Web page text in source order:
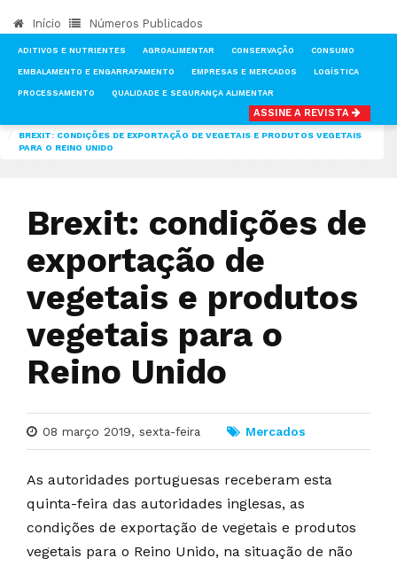
Início Números Publicados
ADITIVOS E NUTRIENTES AGROALIMENTAR CONSERVAÇÃO CONSUMO
EMBALAMENTO E ENGARRAFAMENTO EMPRESAS E MERCADOS LOGÍSTICA
PROCESSAMENTO QUALIDADE E SEGURANÇA ALIMENTAR
ASSINE A REVISTA
BREXIT: CONDIÇÕES DE EXPORTAÇÃO DE VEGETAIS E PRODUTOS VEGETAIS
PARA O REINO UNIDO
Brexit: condições de
exportação de
vegetais e produtos
vegetais para o
Reino Unido
08 março 2019, sexta-feira Mercados
As autoridades portuguesas receberam esta
quinta-feira das autoridades inglesas, as
condições de exportação de vegetais e produtos
vegetais para o Reino Unido, na situação de não